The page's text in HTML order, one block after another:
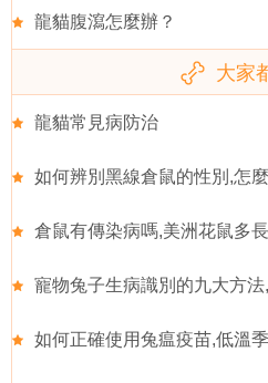
龍貓腹瀉怎麼辦？
大家
龍貓常見病防治
如何辨別黑線倉鼠的性別,怎
倉鼠有傳染病嗎,美洲花鼠多
寵物兔子生病識別的九大方
如何正確使用兔瘟疫苗,低溫